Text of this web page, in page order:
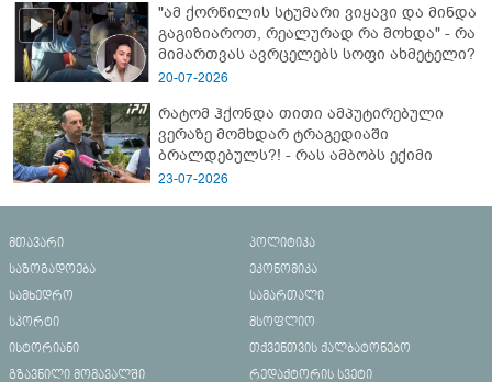
"ამ ქორწილის სტუმარი ვიყავი და მინდა
გაგიზიაროთ, რეალურად რა მოხდა" - რა
მიმართვას ავრცელებს სოფი ახმეტელი?
20-07-2026
რატომ ჰქონდა თითი ამპუტირებული
ვერაზე მომხდარ ტრაგედიაში
ბრალდებულს?! - რას ამბობს ექიმი
23-07-2026
მთავარი
პოლიტიკა
საზოგადოება
ეკონომიკა
სამხედრო
სამართალი
სპორტი
მსოფლიო
ისტორიანი
თქვენთვის ქალბატონებო
გზავნილი მომავალში
რედაქტორის სვეტი